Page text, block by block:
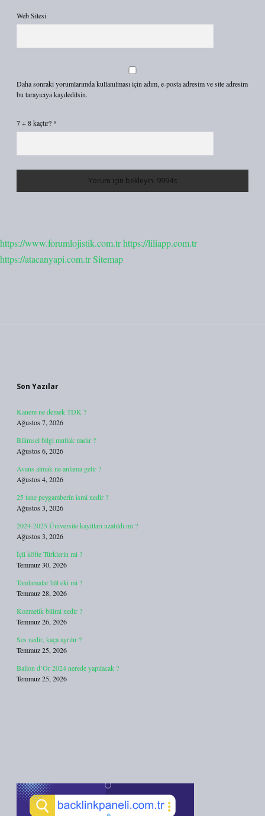
Web Sitesi
Daha sonraki yorumlarımda kullanılması için adım, e-posta adresim ve site adresim
bu tarayıcıya kaydedilsin.
7 + 8 kaçtır? *
https://www.forumlojistik.com.trhttps://liliapp.com.tr
https://atacanyapi.com.trSitemap
Son Yazılar
Kanere ne demek TDK ?
Ağustos 7, 2026
Bilimsel bilgi mutlak mıdır ?
Ağustos 6, 2026
Avans almak ne anlama gelir ?
Ağustos 4, 2026
25 tane peygamberin ismi nedir ?
Ağustos 3, 2026
2024-2025 Üniversite kayıtları uzatıldı mı ?
Ağustos 3, 2026
İçli köfte Türklerin mi ?
Temmuz 30, 2026
Tamlamalar hâl eki mi ?
Temmuz 28, 2026
Kozmetik bilimi nedir ?
Temmuz 26, 2026
Ses nedir, kaça ayrılır ?
Temmuz 25, 2026
Ballon d’Or 2024 nerede yapılacak ?
Temmuz 25, 2026